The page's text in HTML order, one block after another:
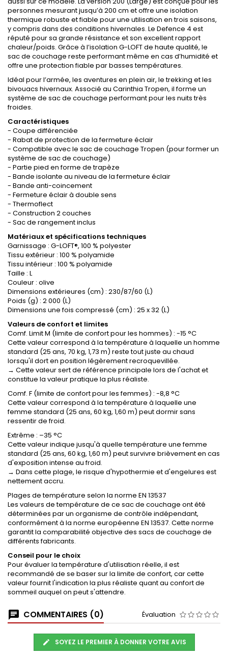
personnes mesurant jusqu’à 200 cm et offre une isolation
thermique robuste et fiable pour une utilisation en trois saisons,
y compris dans des conditions hivernales. Le Defence 4 est
réputé pour sa grande résistance et son excellent rapport
chaleur/poids. Grâce à l’isolation G-LOFT de haute qualité, le
sac de couchage reste performant même en cas d’humidité et
offre une protection fiable par basses températures.
Idéal pour l’armée, les aventures en plein air, le trekking et les
bivouacs hivernaux. Associé au Carinthia Tropen, il forme un
système de sac de couchage performant pour les nuits très
froides.
Caractéristiques
- Coupe différenciée
- Rabat de protection de la fermeture éclair
- Compatible avec le sac de couchage Tropen (pour former un
système de sac de couchage)
- Partie pied en forme de trapèze
- Bande isolante au niveau de la fermeture éclair
- Bande anti-coincement
- Fermeture éclair à double sens
- Thermoflect
- Construction 2 couches
- Sac de rangement inclus
Matériaux et spécifications techniques
Garnissage : G-LOFT®, 100 % polyester
Tissu extérieur : 100 % polyamide
Tissu intérieur : 100 % polyamide
Taille : L
Couleur : olive
Dimensions extérieures (cm) : 230/87/60 (L)
Poids (g) : 2 000 (L)
Dimensions une fois compressé (cm) : 25 x 32 (L)
Valeurs de confort et limites
Comf. Limit M (limite de confort pour les hommes) : -15 °C
Cette valeur correspond à la température à laquelle un homme
standard (25 ans, 70 kg, 1,73 m) reste tout juste au chaud
lorsqu'il dort en position légèrement recroquevillée.
→ Cette valeur sert de référence principale lors de l'achat et
constitue la valeur pratique la plus réaliste.
Comf. F (limite de confort pour les femmes) : -8,8 °C
Cette valeur correspond à la température à laquelle une
femme standard (25 ans, 60 kg, 1,60 m) peut dormir sans
ressentir de froid.
Extrême : –35 °C
Cette valeur indique jusqu'à quelle température une femme
standard (25 ans, 60 kg, 1,60 m) peut survivre brièvement en cas
d'exposition intense au froid.
→ Dans cette plage, le risque d'hypothermie et d'engelures est
nettement accru.
Plages de température selon la norme EN 13537
Les valeurs de température de ce sac de couchage ont été
déterminées par un organisme de contrôle indépendant,
conformément à la norme européenne EN 13537. Cette norme
garantit la comparabilité objective des sacs de couchage de
différents fabricants.
Conseil pour le choix
Pour évaluer la température d'utilisation réelle, il est
recommandé de se baser sur la limite de confort, car cette
valeur fournit l'indication la plus réaliste quant au confort de
sommeil auquel on peut s'attendre.
COMMENTAIRES (0) Évaluation
SOYEZ LE PREMIER À DONNER VOTRE AVIS